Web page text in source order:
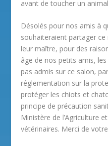
avant de toucher un
Désolés pour nos amis à
souhaiteraient partager
leur maître, pour des
âge de nos petits amis,
pas admis sur ce salon,
réglementation sur la
protéger les chiots et
principe de précaution
Ministère de l’Agriculture
vétérinaires. Merci de